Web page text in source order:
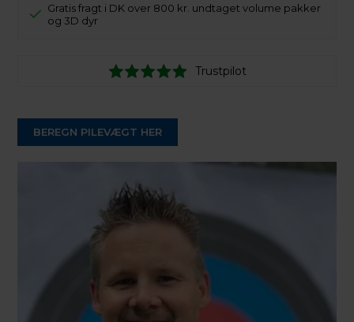
Gratis fragt i DK over 800 kr. undtaget volume pakker
og 3D dyr
Trustpilot
BEREGN PILEVÆGT HER